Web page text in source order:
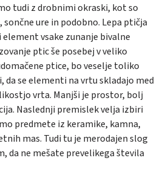
tudi z drobnimi okraski, kot so
ure in podobno. Lepa ptičja
vsake zunanje bivalne
ptic še posebej v veliko
ptice, bo veselje toliko
da se elementi na vrtu skladajo med
vrta. Manjši je prostor, bolj
Naslednji premislek velja izbiri
predmete iz keramike, kamna,
mas. Tudi tu je merodajen slog
da ne mešate prevelikega števila